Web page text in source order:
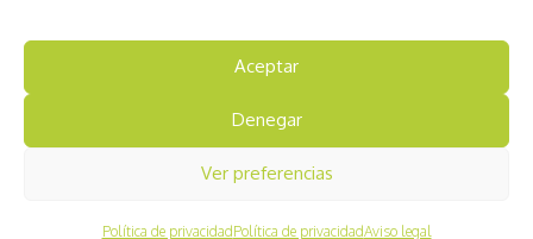
Aceptar
Denegar
Ver preferencias
Política de privacidadPolítica de privacidadAviso legal